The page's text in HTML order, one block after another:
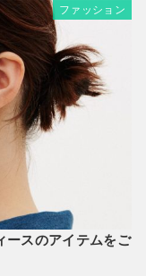
ファッション
ースのアイテムをご